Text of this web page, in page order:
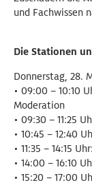
und Fachwissen
Die Stationen
Donnerstag, 28.
• 09:00 – 10:10
Moderation
• 09:30 – 11:25
• 10:45 – 12:40
• 11:35 – 14:15
• 14:00 – 16:10
• 15:20 – 17:00